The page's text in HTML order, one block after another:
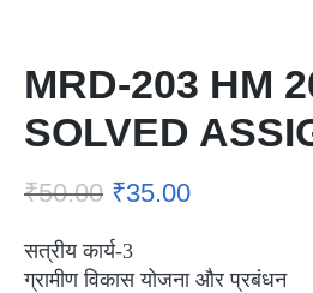
MRD-203 HM
SOLVED
₹50.00 ₹35.00
सत्रीय कार्य-3
ग्रामीण विकास योजना और प्रबंधन